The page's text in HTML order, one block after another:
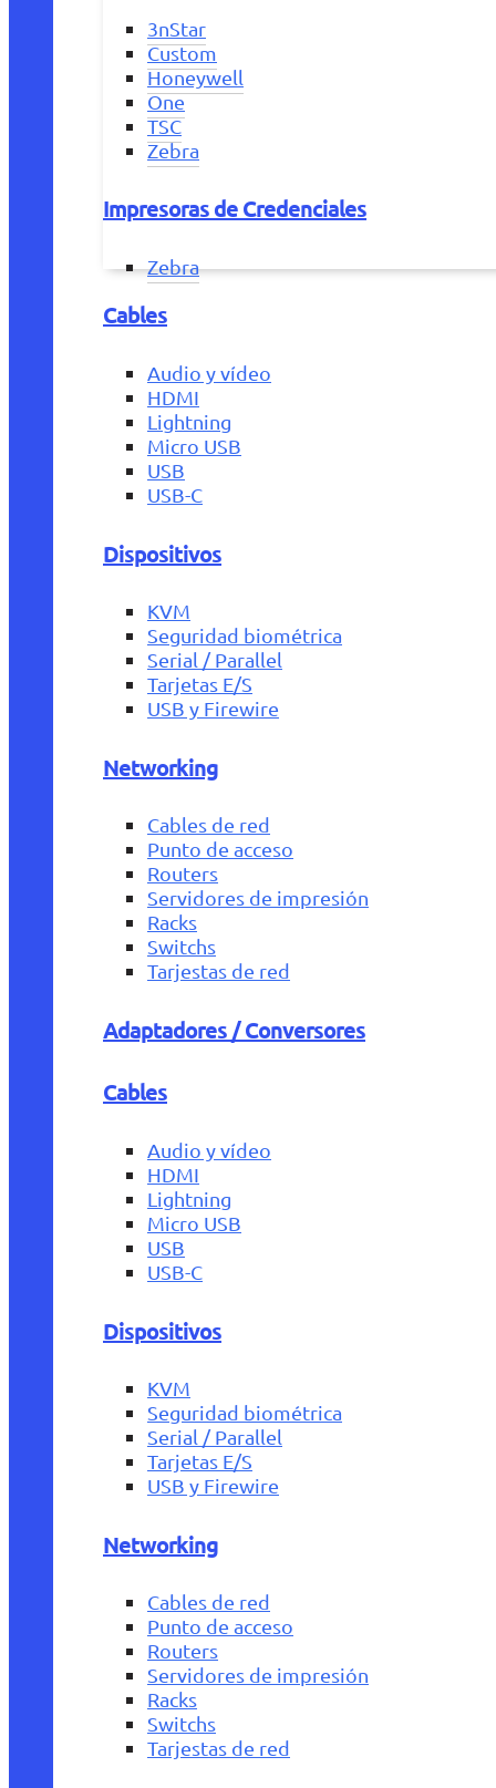
3nStar
Custom
Honeywell
One
TSC
Zebra
Impresoras de Credenciales
Zebra
Cables
Audio y vídeo
HDMI
Lightning
Micro USB
USB
USB-C
Dispositivos
KVM
Seguridad biométrica
Serial / Parallel
Tarjetas E/S
USB y Firewire
Networking
Cables de red
Punto de acceso
Routers
Servidores de impresión
Racks
Switchs
Tarjestas de red
Adaptadores / Conversores
Cables
Audio y vídeo
HDMI
Lightning
Micro USB
USB
USB-C
Dispositivos
KVM
Seguridad biométrica
Serial / Parallel
Tarjetas E/S
USB y Firewire
Networking
Cables de red
Punto de acceso
Routers
Servidores de impresión
Racks
Switchs
Tarjestas de red